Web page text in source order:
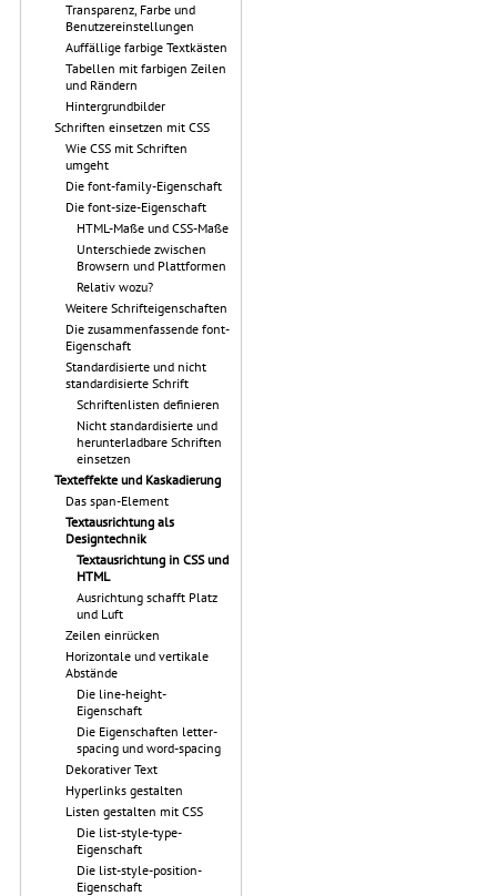
Transparenz, Farbe und
Benutzereinstellungen
Auffällige farbige Textkästen
Tabellen mit farbigen Zeilen
und Rändern
Hintergrundbilder
Schriften einsetzen mit CSS
Wie CSS mit Schriften
umgeht
Die font-family-Eigenschaft
Die font-size-Eigenschaft
HTML-Maße und CSS-Maße
Unterschiede zwischen
Browsern und Plattformen
Relativ wozu?
Weitere Schrifteigenschaften
Die zusammenfassende font-
Eigenschaft
Standardisierte und nicht
standardisierte Schrift
Schriftenlisten definieren
Nicht standardisierte und
herunterladbare Schriften
einsetzen
Texteffekte und Kaskadierung
Das span-Element
Textausrichtung als
Designtechnik
Textausrichtung in CSS und
HTML
Ausrichtung schafft Platz
und Luft
Zeilen einrücken
Horizontale und vertikale
Abstände
Die line-height-
Eigenschaft
Die Eigenschaften letter-
spacing und word-spacing
Dekorativer Text
Hyperlinks gestalten
Listen gestalten mit CSS
Die list-style-type-
Eigenschaft
Die list-style-position-
Eigenschaft